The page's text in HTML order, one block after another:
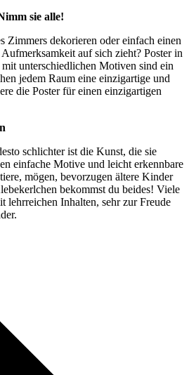
sie alle!
Zimmers dekorieren oder einfach einen
auf sich zieht? Poster in
unterschiedlichen Motiven sind ein
jedem Raum eine einzigartige und
die Poster für einen einzigartigen
schlichter ist die Kunst, die sie
einfache Motive und leicht erkennbare
mögen, bevorzugen ältere Kinder
bekommst du beides! Viele
lehrreichen Inhalten, sehr zur Freude